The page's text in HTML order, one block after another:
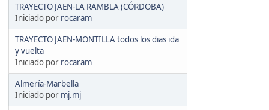
TRAYECTO JAEN-LA RAMBLA (CÓRDOBA)
Iniciado por rocaram
TRAYECTO JAEN-MONTILLA todos los dias ida
y vuelta
Iniciado por rocaram
Almería-Marbella
Iniciado por mj.mj